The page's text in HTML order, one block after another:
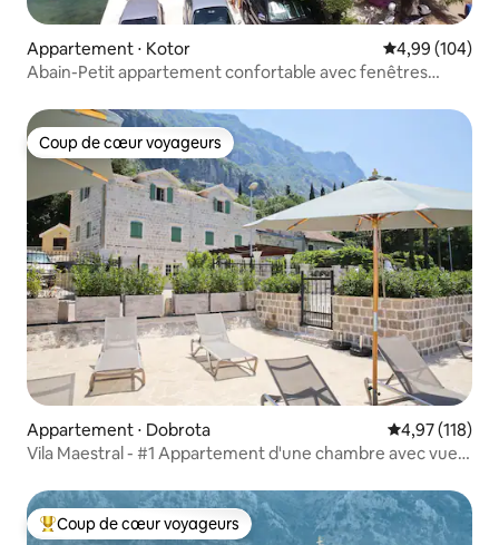
Appartement ⋅ Kotor Évaluation
4,99 (104)
Abain-Petit appartement confortable avec fenêtres
Coup de cœur voyageurs
Coup de cœur voyageurs
Appartement ⋅ Dobrota Évaluation
4,97 (118)
Vila Maestral - #1 Appartement d'une chambre avec vue
Coups de cœur voyageurs les plus appréciés
Coup de cœur voyageurs